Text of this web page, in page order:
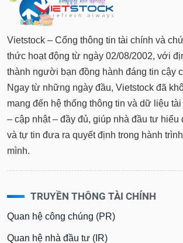
Vietstock – Cổng thông tin tài chính và
thức hoạt động từ ngày 02/08/2002, với
thành người bạn đồng hành đáng tin cậy
Ngay từ những ngày đầu, Vietstock đã
mang đến hệ thống thông tin và dữ liệu
– cập nhật – đầy đủ, giúp nhà đầu tư hiểu
và tự tin đưa ra quyết định trong hành
mình.
TRUYỀN THÔNG TÀI CHÍNH
Quan hệ công chúng (PR)
Quan hệ nhà đầu tư (IR)